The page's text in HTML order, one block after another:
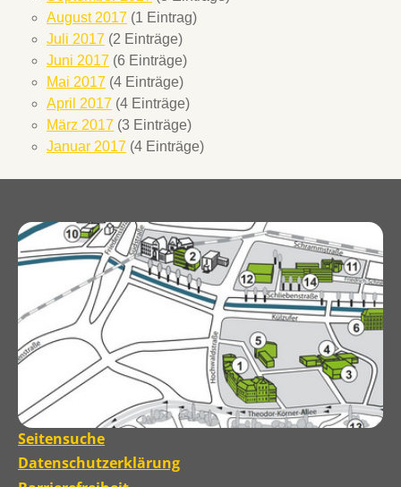
August 2017 (1 Eintrag)
Juli 2017 (2 Einträge)
Juni 2017 (6 Einträge)
Mai 2017 (4 Einträge)
April 2017 (4 Einträge)
März 2017 (3 Einträge)
Januar 2017 (4 Einträge)
Seitensuche
Datenschutzerklärung